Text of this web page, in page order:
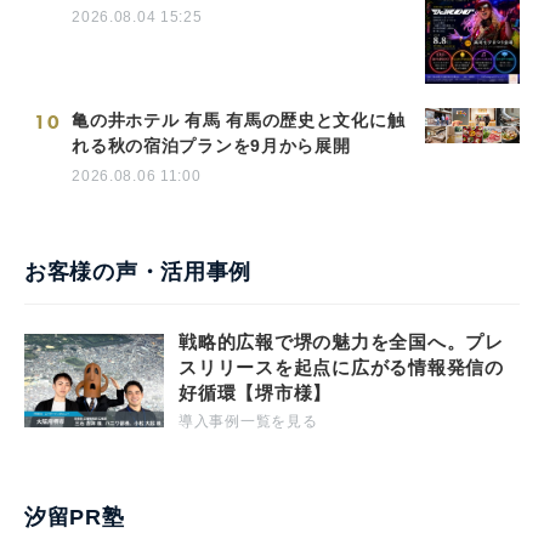
2026.08.04 15:25
10
亀の井ホテル 有馬 有馬の歴史と文化に触
れる秋の宿泊プランを9月から展開
2026.08.06 11:00
お客様の声・活用事例
戦略的広報で堺の魅力を全国へ。プレ
スリリースを起点に広がる情報発信の
好循環【堺市様】
導入事例一覧を見る
汐留PR塾